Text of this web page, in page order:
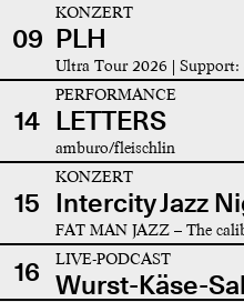
09
KONZERT
PLH
Ultra Tour 2026 | Support:
14
PERFORMANCE
LETTERS
amburo/fleischlin
15
KONZERT
Intercity Jazz
FAT MAN JAZZ – The
16 LIVE-PODCAST
Wurst-Käse-